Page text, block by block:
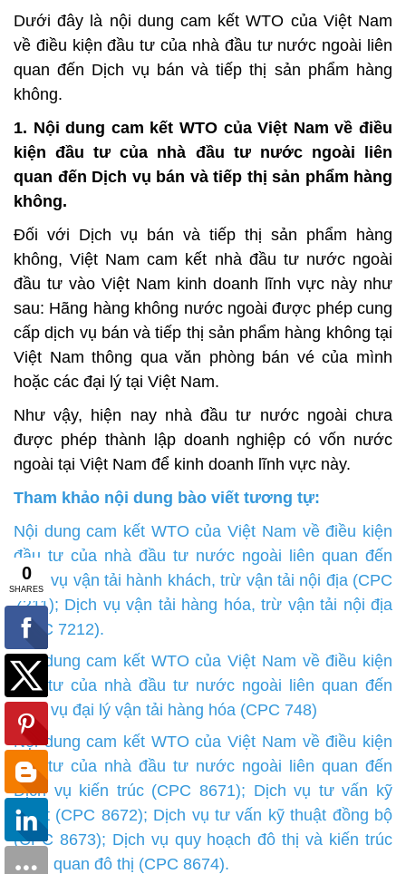
Dưới đây là nội dung cam kết WTO của Việt Nam
về điều kiện đầu tư của nhà đầu tư nước ngoài liên
quan đến Dịch vụ bán và tiếp thị sản phẩm hàng
không.
1. Nội dung cam kết WTO của Việt Nam về điều
kiện đầu tư của nhà đầu tư nước ngoài liên
quan đến Dịch vụ bán và tiếp thị sản phẩm hàng
không.
Đối với Dịch vụ bán và tiếp thị sản phẩm hàng
không, Việt Nam cam kết nhà đầu tư nước ngoài
đầu tư vào Việt Nam kinh doanh lĩnh vực này như
sau: Hãng hàng không nước ngoài được phép cung
cấp dịch vụ bán và tiếp thị sản phẩm hàng không tại
Việt Nam thông qua văn phòng bán vé của mình
hoặc các đại lý tại Việt Nam.
Như vậy, hiện nay nhà đầu tư nước ngoài chưa
được phép thành lập doanh nghiệp có vốn nước
ngoài tại Việt Nam để kinh doanh lĩnh vực này.
Tham khảo nội dung bào viết tương tự:
Nội dung cam kết WTO của Việt Nam về điều kiện
đầu tư của nhà đầu tư nước ngoài liên quan đến
Dịch vụ vận tải hành khách, trừ vận tải nội địa (CPC
7211); Dịch vụ vận tải hàng hóa, trừ vận tải nội địa
(CPC 7212).
Nội dung cam kết WTO của Việt Nam về điều kiện
đầu tư của nhà đầu tư nước ngoài liên quan đến
Dịch vụ đại lý vận tải hàng hóa (CPC 748)
Nội dung cam kết WTO của Việt Nam về điều kiện
đầu tư của nhà đầu tư nước ngoài liên quan đến
Dịch vụ kiến trúc (CPC 8671); Dịch vụ tư vấn kỹ
thuật (CPC 8672); Dịch vụ tư vấn kỹ thuật đồng bộ
(CPC 8673); Dịch vụ quy hoạch đô thị và kiến trúc
cảnh quan đô thị (CPC 8674).